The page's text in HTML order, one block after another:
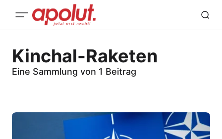
Kinchal-Raketen
Eine Sammlung von 1 Beitrag